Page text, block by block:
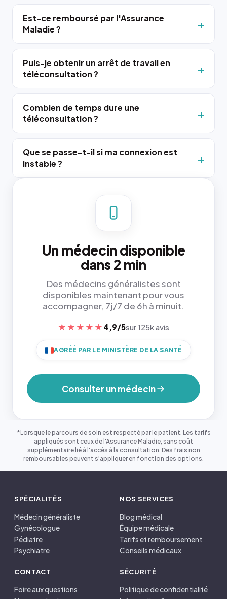
Est-ce remboursé par l'Assurance
Maladie ?
Puis-je obtenir un arrêt de travail en
téléconsultation ?
Combien de temps dure une
téléconsultation ?
Que se passe-t-il si ma connexion est
instable ?
Un médecin disponible
dans 2 min
Des médecins généralistes sont
disponibles maintenant pour vous
accompagner, 7j/7 de 6h à minuit.
★★★★★ 4,9/5sur 125k avis
AGRÉÉ PAR LE MINISTÈRE DE LA SANTÉ
Consulter un médecin
*Lorsque le parcours de soin est respecté par le patient. Les tarifs
appliqués sont ceux de l'Assurance Maladie, sans coût
supplémentaire lié à l'accès à la consultation. Des frais non
remboursables peuvent s'appliquer en fonction des options.
SPÉCIALITÉS
Médecin généraliste
Gynécologue
Pédiatre
Psychiatre
NOS SERVICES
Blog médical
Équipe médicale
Tarifs et remboursement
Conseils médicaux
CONTACT
Foire aux questions
SÉCURITÉ
Politique de confidentialité